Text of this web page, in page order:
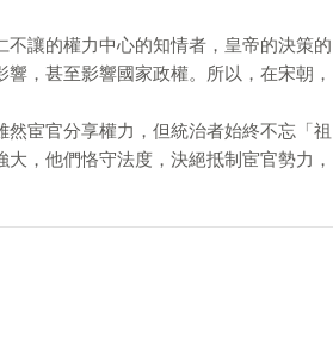
讓的權力中心的知情者，皇帝的決策的
，甚至影響國家政權。所以，在宋朝，
宦官分享權力，但統治者始終不忘「祖
，他們恪守法度，決絕抵制宦官勢力，